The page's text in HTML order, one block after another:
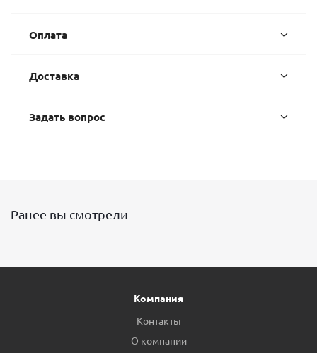
Оплата
Доставка
Задать вопрос
Ранее вы смотрели
Компания
Контакты
О компании